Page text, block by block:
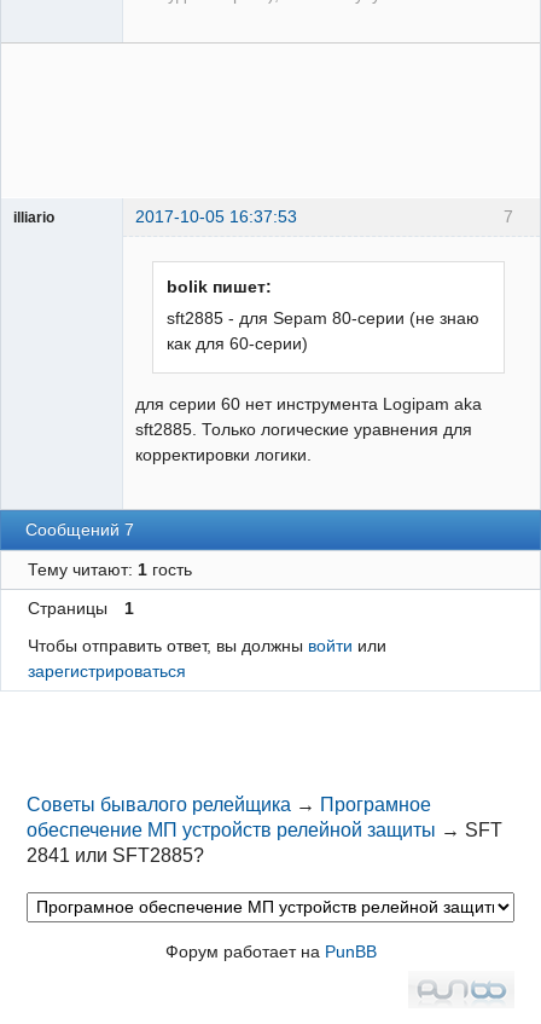
7
illiario 2017-10-05 16:37:53
bolik пишет:
sft2885 - для Sepam 80-серии (не знаю
как для 60-серии)
для серии 60 нет инструмента Logipam aka
sft2885. Только логические уравнения для
корректировки логики.
Сообщений 7
Тему читают: 1гость
Страницы
1
Чтобы отправить ответ, вы должны войти или
зарегистрироваться
Советы бывалого релейщика → Програмное
обеспечение МП устройств релейной защиты → SFT
2841 или SFT2885?
Форум работает на PunBB